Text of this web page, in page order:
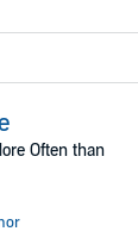
Often than